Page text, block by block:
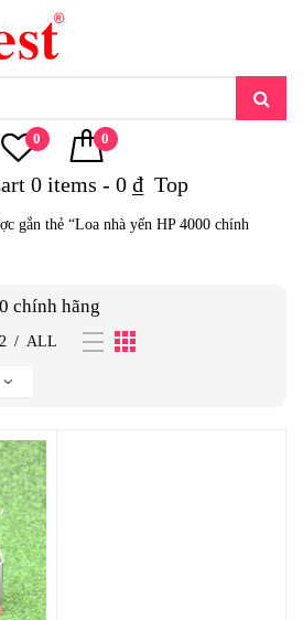
0 0
0 items - 0 ₫ Top
gắn thẻ “Loa nhà yến HP 4000 chính
chính hãng
/ ALL